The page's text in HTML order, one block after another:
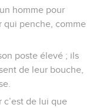
homme pour
qui penche, comme
poste élevé ; ils
de leur bouche,
c’est de lui que